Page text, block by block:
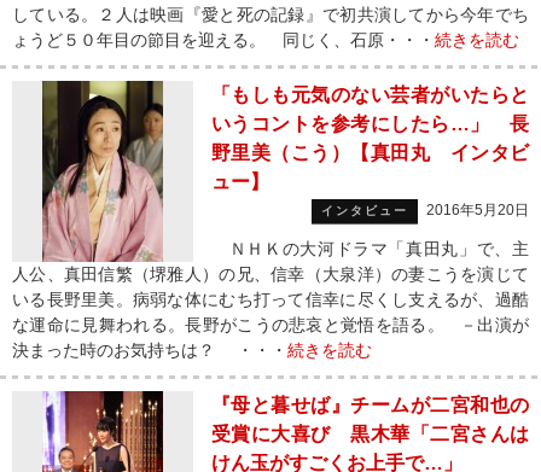
している。２人は映画『愛と死の記録』で初共演してから今年でち
ょうど５０年目の節目を迎える。 同じく、石原・・・ 続きを読む
「もしも元気のない芸者がいたらと
いうコントを参考にしたら…」 長
野里美（こう）【真田丸 インタビ
ュー】
インタビュー 2016年5月20日
ＮＨＫの大河ドラマ「真田丸」で、主
人公、真田信繁（堺雅人）の兄、信幸（大泉洋）の妻こうを演じて
いる長野里美。病弱な体にむち打って信幸に尽くし支えるが、過酷
な運命に見舞われる。長野がこうの悲哀と覚悟を語る。 －出演が
決まった時のお気持ちは？ ・・・ 続きを読む
『母と暮せば』チームが二宮和也の
受賞に大喜び 黒木華「二宮さんは
けん玉がすごくお上手で…」